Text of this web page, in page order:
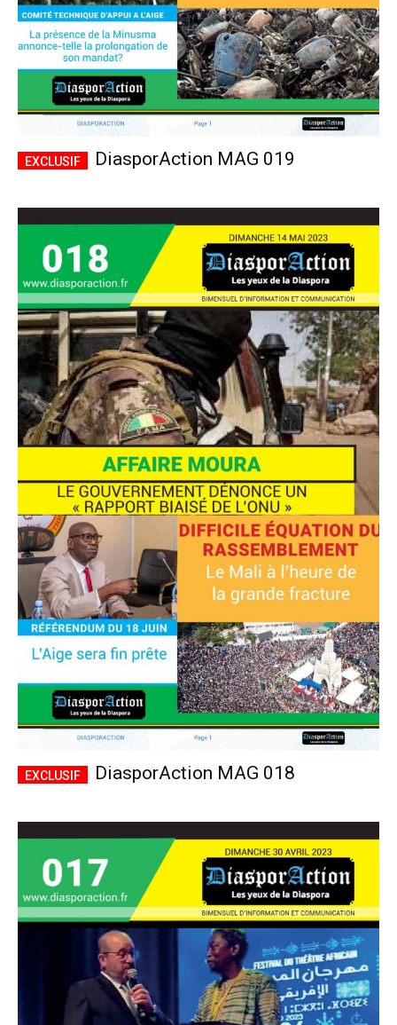
DiasporAction MAG 019
DiasporAction MAG 018